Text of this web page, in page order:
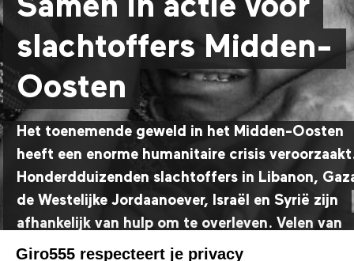
Samen in actie voor
slachtoffers Midden-
Oosten
Het toenemende geweld in het Midden-Oosten
heeft een enorme humanitaire crisis
Honderdduizenden slachtoffers in Libanon,
de Westelijke Jordaanoever, Israël en Syrië zijn
afhankelijk van hulp om te overleven. Velen van
hen zijn gedwongen te vluchten en zijn alles
Giro555 respecteert je privacy